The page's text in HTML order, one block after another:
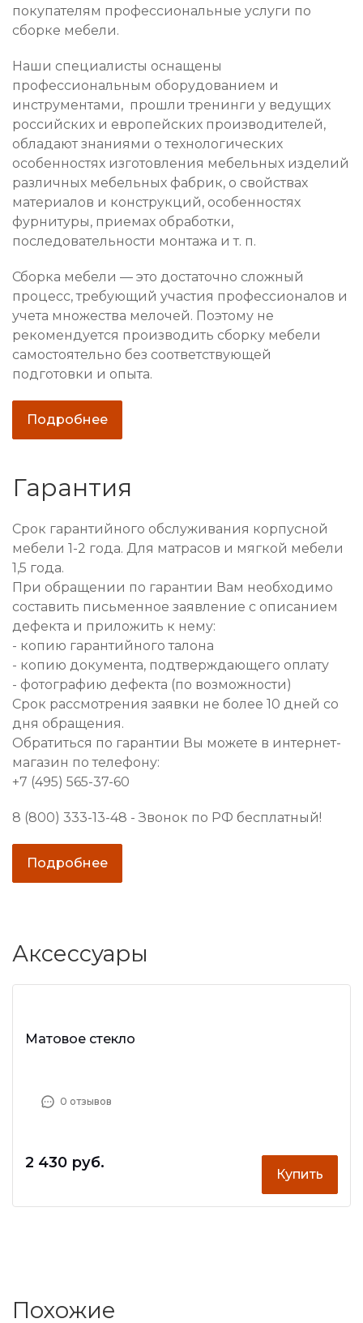
покупателям профессиональные услуги по
сборке мебели.
Наши специалисты оснащены
профессиональным оборудованием и
инструментами, прошли тренинги у ведущих
российских и европейских производителей,
обладают знаниями о технологических
особенностях изготовления мебельных изделий
различных мебельных фабрик, о свойствах
материалов и конструкций, особенностях
фурнитуры, приемах обработки,
последовательности монтажа и т. п.
Сборка мебели — это достаточно сложный
процесс, требующий участия профессионалов и
учета множества мелочей. Поэтому не
рекомендуется производить сборку мебели
самостоятельно без соответствующей
подготовки и опыта.
Подробнее
Гарантия
Срок гарантийного обслуживания корпусной
мебели 1-2 года. Для матрасов и мягкой мебели
1,5 года.
При обращении по гарантии Вам необходимо
составить письменное заявление с описанием
дефекта и приложить к нему:
- копию гарантийного талона
- копию документа, подтверждающего оплату
- фотографию дефекта (по возможности)
Срок рассмотрения заявки не более 10 дней со
дня обращения.
Обратиться по гарантии Вы можете в интернет-
магазин по телефону:
+7 (495) 565-37-60
8 (800) 333-13-48 - Звонок по РФ бесплатный!
Подробнее
Аксессуары
Матовое стекло
0 отзывов
2 430 руб.
Купить
Похожие